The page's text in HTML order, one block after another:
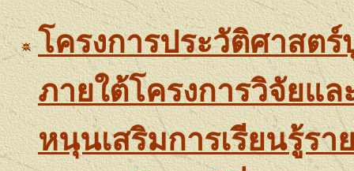
โครงการประวัติศาสต
ภายใต้โครงการวิจัยแ
หนุนเสริมการเรียนรู้ร